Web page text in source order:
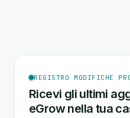
REGISTRO MODIFICHE
Ricevi gli ultimi
eGrow nella tua